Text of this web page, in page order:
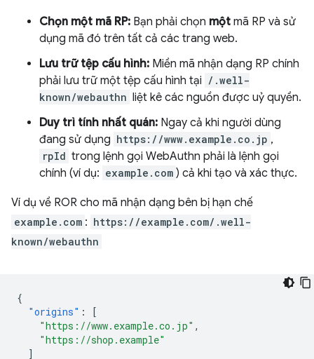
Chọn một mã RP: Bạn phải chọn một mã RP và sử
dụng mã đó trên tất cả các trang web.
Lưu trữ tệp cấu hình: Miền mã nhận dạng RP chính
phải lưu trữ một tệp cấu hình tại /.well-
known/webauthn liệt kê các nguồn được uỷ quyền.
Duy trì tính nhất quán: Ngay cả khi người dùng
đang sử dụng https://www.example.co.jp ,
rpId trong lệnh gọi WebAuthn phải là lệnh gọi
chính (ví dụ: example.com ) cả khi tạo và xác thực.
Ví dụ về ROR cho mã nhận dạng bên bị hạn chế
example.com : https://example.com/.well-
known/webauthn
{
"origins" :
[
"https://www.example.co.jp" ,
"https://shop.example"
]